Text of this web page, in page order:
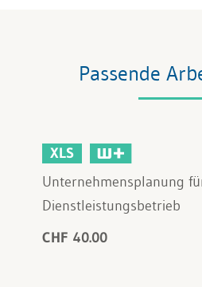
Passende
XLS
Unternehmensplanung
Dienstleistungsbetrieb
CHF 40.00